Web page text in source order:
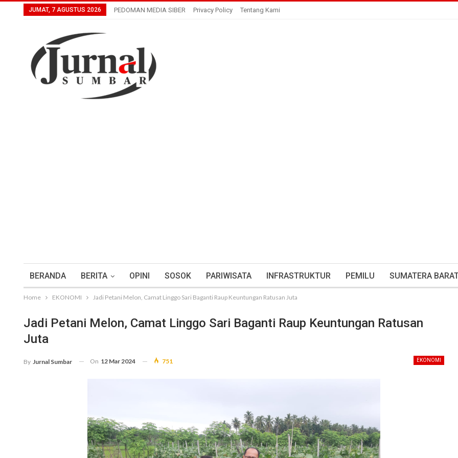
JUMAT, 7 AGUSTUS 2026 PEDOMAN MEDIA SIBER Privacy Policy Tentang Kami
BERANDA BERITA OPINI SOSOK PARIWISATA INFRASTRUKTUR PEMILU SUMATERA
Home EKONOMI Jadi Petani Melon, Camat Linggo Sari Baganti Raup Keuntungan Ratusan Juta
Jadi Petani Melon, Camat Linggo Sari Baganti Raup Keuntungan Ratusan
Juta
EKONOMI
By Jurnal Sumbar On 12 Mar 2024 751